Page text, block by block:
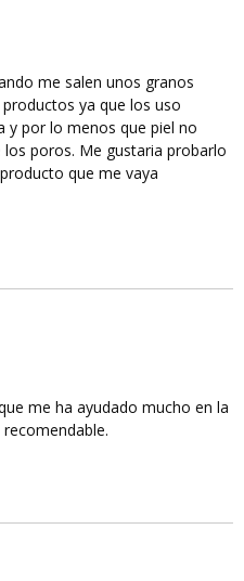
me salen unos granos
ya que los uso
y por lo menos que piel no
poros. Me gustaria probarlo
que me vaya
me ha ayudado mucho en la